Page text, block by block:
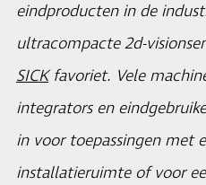
eindproducten in de
ultracompacte 2d-
SICKfavoriet. Vele
integrators en
in voor toepassingen met
installatieruimte of voor